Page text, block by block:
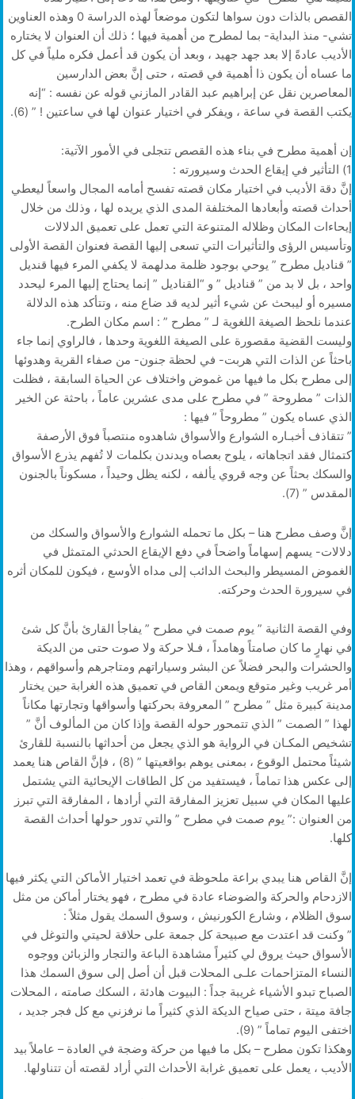
القصص بالذات دون سواها لتكون موضعاً لهذه الدراسة 0 وهذه العناوين
تشي- منذ البداية- بما لمطرح من أهمية فيها ؛ ذلك أن العنوان لا يختاره
الأديب عادةً إلا بعد جهد جهيد ، وبعد أن يكون قد أعمل فكره ملياً في كل
ما عساه أن يكون ذا أهمية في قصته ، حتى إنَّ بعض الدارسين
المعاصرين نقل عن إبراهيم عبد القادر المازني قوله عن نفسه : “إنه
يكتب القصة في ساعة ، ويفكر في اختيار عنوان لها في ساعتين ! ” (6).
إن أهمية مطرح في بناء هذه القصص تتجلى في الأمور الآتية:
1) التأثير في إيقاع الحدث وسيرورته :
إنَّ دقة الأديب في اختيار مكان قصته تفسح أمامه المجال واسعاً ليعطي
أحداث قصته وأبعادها المختلفة المدى الذي يريده لها ، وذلك من خلال
إيحاءات المكان وظلاله المتنوعة التي تعمل على تعميق الدلالات
وتأسيس الرؤى والتأثيرات التي تسعى إليها القصة فعنوان القصة الأولى
” قناديل مطرح ” يوحي بوجود ظلمة مدلهمة لا يكفي المرء فيها قنديل
واحد ، بل لا بد من ” قناديل ” و “القناديل ” إنما يحتاج إليها المرء ليحدد
مسيره أو ليبحث عن شيء أثير لديه قد ضاع منه ، وتتأكد هذه الدلالة
عندما نلحظ الصيغة اللغوية لـ ” مطرح ” : اسم مكان الطرح.
وليست القضية مقصورة على الصيغة اللغوية وحدها ، فالراوي إنما جاء
باحثاً عن الذات التي هربت- في لحظة جنون- من صفاء القرية وهدوئها
إلى مطرح بكل ما فيها من غموض واختلاف عن الحياة السابقة ، فظلت
الذات ” مطروحة ” في مطرح على مدى عشرين عاماً ، باحثة عن الخير
الذي عساه يكون ” مطروحاً ” فيها :
” تتقاذف أخبـاره الشوارع والأسواق شاهدوه منتصباً فوق الأرصفة
كتمثال فقد اتجاهاته ، يلوح بعصاه ويدندن بكلمات لا تُفهم يذرع الأسواق
والسكك بحثاً عن وجه قروي يألفه ، لكنه يظل وحيداً ، مسكوناً بالجنون
المقدس ” (7).
إنَّ وصف مطرح هنا – بكل ما تحمله الشوارع والأسواق والسكك من
دلالات- يسهم إسهاماً واضحاً في دفع الإيقاع الحدثي المتمثل في
الغموض المسيطر والبحث الدائب إلى مداه الأوسع ، فيكون للمكان أثره
في سيرورة الحدث وحركته.
وفي القصة الثانية ” يوم صمت في مطرح ” يفاجأ القارئ بأنَّ كل شئ
في نهارٍ ما كان صامتاً وهامداً ، فـلا حركة ولا صوت حتى من الديكة
والحشرات والبحر فضلاً عن البشر وسياراتهم ومتاجرهم وأسواقهم ، وهذا
أمر غريب وغير متوقع ويمعن القاص في تعميق هذه الغرابة حين يختار
مدينة كبيرة مثل ” مطرح ” المعروفة بحركتها وأسواقها وتجارتها مكاناً
لهذا ” الصمت ” الذي تتمحور حوله القصة وإذا كان من المألوف أنَّ ”
تشخيص المكـان في الرواية هو الذي يجعل من أحداثها بالنسبة للقارئ
شيئاً محتمل الوقوع ، بمعنى يوهم بواقعيتها ” (8) ، فإنَّ القاص هنا يعمد
إلى عكس هذا تماماً ، فيستفيد من كل الطاقات الإيحائية التي يشتمل
عليها المكان في سبيل تعزيز المفارقة التي أرادها ، المفارقة التي تبرز
من العنوان :” يوم صمت في مطرح ” والتي تدور حولها أحداث القصة
كلها.
إنَّ القاص هنا يبدي براعة ملحوظة في تعمد اختيار الأماكن التي يكثر فيها
الازدحام والحركة والضوضاء عادة في مطرح ، فهو يختار أماكن من مثل
سوق الظلام ، وشارع الكورنيش ، وسوق السمك يقول مثلاً :
” وكنت قد اعتدت مع صبيحة كل جمعة على حلاقة لحيتي والتوغل في
الأسواق حيث يروق لي كثيراً مشاهدة الباعة والتجار والزبائن ووجوه
النساء المتزاحمات علـى المحلات قبل أن أصل إلى سوق السمك هذا
الصباح تبدو الأشياء غريبة جداً : البيوت هادئة ، السكك صامته ، المحلات
جافة ميتة ، حتى صياح الديكة الذي كثيراً ما نرفزني مع كل فجر جديد ،
اختفى اليوم تماماً ” (9).
وهكذا تكون مطرح – بكل ما فيها من حركة وضجة في العادة – عاملاً بيد
الأديب ، يعمل على تعميق غرابة الأحداث التي أراد لقصته أن تتناولها.